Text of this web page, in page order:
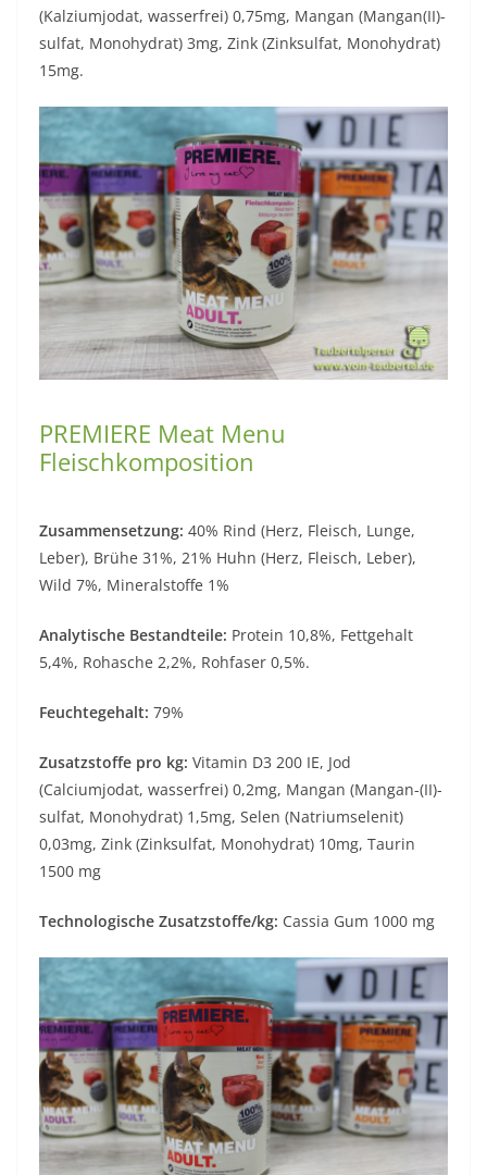
(Kalziumjodat, wasserfrei) 0,75mg, Mangan (Mangan(II)-
sulfat, Monohydrat) 3mg, Zink (Zinksulfat, Monohydrat)
15mg.
PREMIERE Meat Menu
Fleischkomposition
Zusammensetzung: 40% Rind (Herz, Fleisch, Lunge,
Leber), Brühe 31%, 21% Huhn (Herz, Fleisch, Leber),
Wild 7%, Mineralstoffe 1%
Analytische Bestandteile: Protein 10,8%, Fettgehalt
5,4%, Rohasche 2,2%, Rohfaser 0,5%.
Feuchtegehalt: 79%
Zusatzstoffe pro kg: Vitamin D3 200 IE, Jod
(Calciumjodat, wasserfrei) 0,2mg, Mangan (Mangan-(II)-
sulfat, Monohydrat) 1,5mg, Selen (Natriumselenit)
0,03mg, Zink (Zinksulfat, Monohydrat) 10mg, Taurin
1500 mg
Technologische Zusatzstoffe/kg: Cassia Gum 1000 mg